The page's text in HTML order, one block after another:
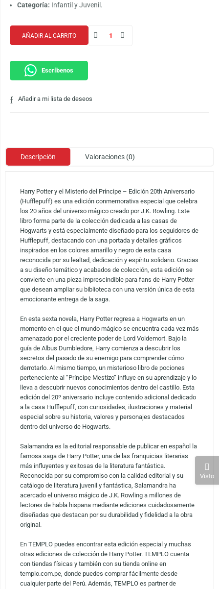
Categoría: Infantil y Juvenil.
AÑADIR AL CARRITO
Escríbenos
Añadir a mi lista de deseos
Descripción Valoraciones (0)
Harry Potter y el Misterio del Príncipe – Edición 20th Aniversario
(Hufflepuff) es una edición conmemorativa especial que celebra
los 20 años del universo mágico creado por J.K. Rowling. Este
libro forma parte de la colección dedicada a las casas de
Hogwarts y está especialmente diseñado para los seguidores de
Hufflepuff, destacando con una portada y detalles gráficos
inspirados en los colores amarillo y negro de esta casa
reconocida por su lealtad, dedicación y espíritu solidario. Gracias
a su diseño temático y acabados de colección, esta edición se
convierte en una pieza imprescindible para fans de Harry Potter
que desean ampliar su biblioteca con una versión única de esta
emocionante entrega de la saga.
En esta sexta novela, Harry Potter regresa a Hogwarts en un
momento en el que el mundo mágico se encuentra cada vez más
amenazado por el creciente poder de Lord Voldemort. Bajo la
guía de Albus Dumbledore, Harry comienza a descubrir los
secretos del pasado de su enemigo para comprender cómo
derrotarlo. Al mismo tiempo, un misterioso libro de pociones
perteneciente al “Príncipe Mestizo” influye en su aprendizaje y lo
lleva a descubrir nuevos conocimientos dentro del castillo. Esta
edición del 20º aniversario incluye contenido adicional dedicado
a la casa Hufflepuff, con curiosidades, ilustraciones y material
especial sobre su historia, valores y personajes destacados
dentro del universo de Hogwarts.
Salamandra es la editorial responsable de publicar en español la
famosa saga de Harry Potter, una de las franquicias literarias
más influyentes y exitosas de la literatura fantástica.
Reconocida por su compromiso con la calidad editorial y su
catálogo de literatura juvenil y fantástica, Salamandra ha
acercado el universo mágico de J.K. Rowling a millones de
lectores de habla hispana mediante ediciones cuidadosamente
diseñadas que destacan por su durabilidad y fidelidad a la obra
original.
En TEMPLO puedes encontrar esta edición especial y muchas
otras ediciones de colección de Harry Potter. TEMPLO cuenta
con tiendas físicas y también con su tienda online en
templo.com.pe, donde puedes comprar fácilmente desde
cualquier parte del Perú. Además, TEMPLO es partner de
Visto